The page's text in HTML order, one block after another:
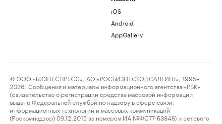
iOS
Android
AppGallery
© ООО «БИЗНЕСПРЕСС», АО «РОСБИЗНЕСКОНСАЛТИНГ», 1995–
2026. Сообщения и материалы информационного агентства «РБК»
(свидетельство о регистрации средства массовой информации
выдано Федеральной службой по надзору в сфере связи,
информационных технологий и массовых коммуникаций
(Роскомнадзор) 09.12.2015 за номером ИА №ФС77-63848) и сетевого